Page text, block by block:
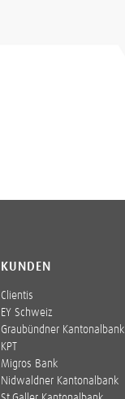
KUNDEN
Clientis
EY Schweiz
Graubündner Kantonalbank
KPT
Migros Bank
Nidwaldner Kantonalbank